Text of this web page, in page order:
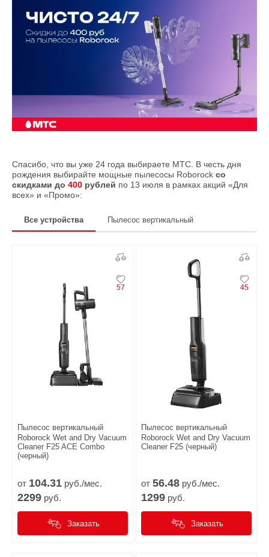
Спасибо, что вы уже 24 года выбираете МТС. В честь дня
рождения выбирайте мощные пылесосы Roborock со
скидками до 400 рублей по 13 июля в рамках акций «Для
всех» и «Промо»:
Все устройства Пылесос вертикальный
57
Пылесос вертикальный
Roborock Wet and Dry Vacuum
Cleaner F25 ACE Combo
(черный)
от 104.31 руб./мес.
2299 руб.
Заказать
45
Пылесос вертикальный
Roborock Wet and Dry Vacuum
Cleaner F25 (черный)
от 56.48 руб./мес.
1299 руб.
Заказать